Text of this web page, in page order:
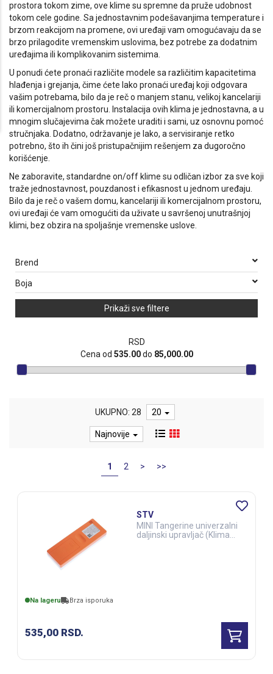
prostora tokom zime, ove klime su spremne da pruže udobnost
tokom cele godine. Sa jednostavnim podešavanjima temperature i
brzom reakcijom na promene, ovi uređaji vam omogućavaju da se
brzo prilagodite vremenskim uslovima, bez potrebe za dodatnim
uređajima ili komplikovanim sistemima.
U ponudi ćete pronaći različite modele sa različitim kapacitetima
hlađenja i grejanja, čime ćete lako pronaći uređaj koji odgovara
vašim potrebama, bilo da je reč o manjem stanu, velikoj kancelariji
ili komercijalnom prostoru. Instalacija ovih klima je jednostavna, a u
mnogim slučajevima čak možete uraditi i sami, uz osnovnu pomoć
stručnjaka. Dodatno, održavanje je lako, a servisiranje retko
potrebno, što ih čini još pristupačnijim rešenjem za dugoročno
korišćenje.
Ne zaboravite, standardne on/off klime su odličan izbor za sve koji
traže jednostavnost, pouzdanost i efikasnost u jednom uređaju.
Bilo da je reč o vašem domu, kancelariji ili komercijalnom prostoru,
ovi uređaji će vam omogućiti da uživate u savršenoj unutrašnjoj
klimi, bez obzira na spoljašnje vremenske uslove.
Brend
Boja
Prikaži sve filtere
RSD
Cena od 535.00do 85,000.00
UKUPNO: 28 20
Najnovije
1 2 > >>
Na lageru Brza isporuka
535,00 RSD.
STV
MINI Tangerine univerzalni
daljinski upravljač (Klima